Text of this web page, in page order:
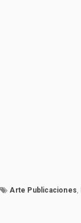
Arte Publicaciones,